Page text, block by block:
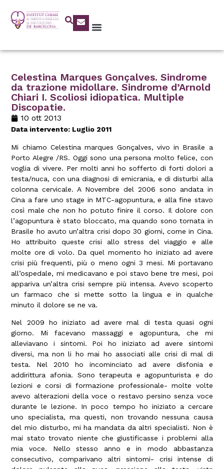
Celestina Marques Gonçalves. Sindrome
da trazione midollare. Sindrome d’Arnold
Chiari I. Scoliosi idiopatica. Multiple
Discopatie.
10 ott 2013
Data intervento: Luglio 2011
Mi chiamo Celestina marques Gonçalves, vivo in Brasile a
Porto Alegre /RS. Oggi sono una persona molto felice, con
voglia di vivere. Per molti anni ho sofferto di forti dolori a
testa/nuca, con una diagnosi di emicrania, e di disturbi alla
colonna cervicale. A Novembre del 2006 sono andata in
Cina a fare uno stage in MTC-agopuntura, e alla fine stavo
così male che non ho potuto finire il corso. Il dolore con
l’agopuntura è stato bloccato, ma quando sono tornata in
Brasile ho avuto un’altra crisi dopo 30 giorni, come in Cina.
Ho attribuito queste crisi allo stress del viaggio e alle
molte ore di volo. Da quel momento ho iniziato ad avere
crisi più frequenti, più o meno ogni 3 mesi. Mi portavano
all’ospedale, mi medicavano e poi stavo bene tre mesi, poi
appariva un’altra crisi sempre più intensa. Avevo scoperto
un farmaco che si mette sotto la lingua e in qualche
minuto il dolore se ne va.
Nel 2009 ho iniziato ad avere mal di testa quasi ogni
giorno. Mi facevano massaggi e agopuntura, che mi
alleviavano i sintomi. Poi ho iniziato ad avere sintomi
diversi, ma non li ho mai ho associati alle crisi di mal di
testa. Nel 2010 ho incominciato ad avere disfonia e
addirittura afonia. Sono terapeuta e agopunturista e do
lezioni e corsi di formazione professionale- molte volte
avevo alterazioni della voce o restavo persino senza voce
durante le lezione. In poco tempo ho iniziato a cercare
uno specialista, ma questi, non trovando nessuna causa
del mio disturbo, mi ha mandata da altri specialisti. Non è
mai stato trovato niente che giustificasse i problemi alla
mia voce. Nello stesso anno e in modo abbastanza
consecutivo, comparivano altri sintomi- crisi intense di